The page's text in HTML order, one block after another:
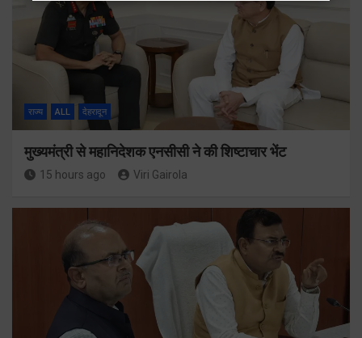
राज्य ALL देहरादून
मुख्यमंत्री से महानिदेशक एनसीसी ने की शिष्टाचार भेंट
15 hours ago Viri Gairola